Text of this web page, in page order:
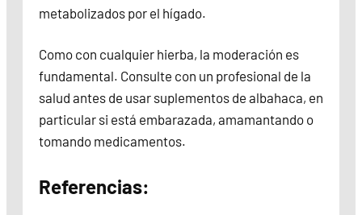
metabolizados por el hígado.
Como con cualquier hierba, la moderación es
fundamental. Consulte con un profesional de la
salud antes de usar suplementos de albahaca, en
particular si está embarazada, amamantando o
tomando medicamentos.
Referencias: